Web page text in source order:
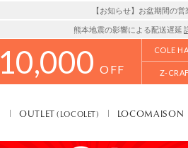
【お知らせ】お盆期間の
熊本地震の影響による配送遅延
10,000 OFF
COLE
Z-
OUTLET(LOCOLET) LOCOMAISON